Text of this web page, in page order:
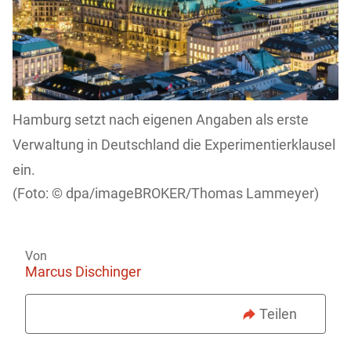
Hamburg setzt nach eigenen Angaben als erste
Verwaltung in Deutschland die Experimentierklausel
ein.
dpa/imageBROKER/Thomas Lammeyer)
Von
Marcus Dischinger
Teilen